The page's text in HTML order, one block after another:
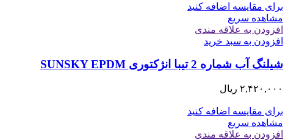
برای مقایسه اضافه کنید
مشاهده سریع
افزودن به علاقه مندی
افزودن به سبد خرید
شیلنگ آب شماره 2 تیبا انژکتوری SUNSKY EPDM
۲,۴۲۰,۰۰۰ ریال
برای مقایسه اضافه کنید
مشاهده سریع
افزودن به علاقه مندی